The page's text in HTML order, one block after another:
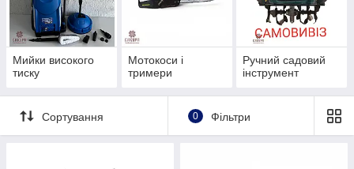
Мийки високого
тиску
Мотокоси і
тримери
Ручний садовий
інструмент
Сортування 0 Фільтри